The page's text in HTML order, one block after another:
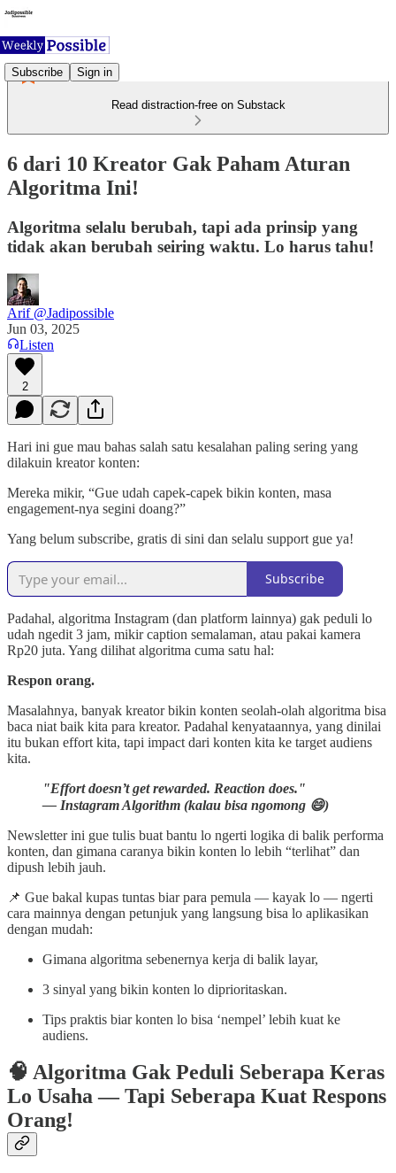
Subscribe Sign in
Read distraction-free on Substack
6 dari 10 Kreator Gak Paham Aturan
Algoritma Ini!
Algoritma selalu berubah, tapi ada prinsip yang
tidak akan berubah seiring waktu. Lo harus tahu!
Arif @Jadipossible
Jun 03, 2025
Listen
2
Hari ini gue mau bahas salah satu kesalahan paling sering yang
dilakuin kreator konten:
Mereka mikir, “Gue udah capek-capek bikin konten, masa
engagement-nya segini doang?”
Yang belum subscribe, gratis di sini dan selalu support gue ya!
Subscribe
Padahal, algoritma Instagram (dan platform lainnya) gak peduli lo
udah ngedit 3 jam, mikir caption semalaman, atau pakai kamera
Rp20 juta. Yang dilihat algoritma cuma satu hal:
Respon orang.
Masalahnya, banyak kreator bikin konten seolah-olah algoritma bisa
baca niat baik kita para kreator. Padahal kenyataannya, yang dinilai
itu bukan effort kita, tapi impact dari konten kita ke target audiens
kita.
"Effort doesn’t get rewarded. Reaction does."
— Instagram Algorithm (kalau bisa ngomong 😄)
Newsletter ini gue tulis buat bantu lo ngerti logika di balik performa
konten, dan gimana caranya bikin konten lo lebih “terlihat” dan
dipush lebih jauh.
📌 Gue bakal kupas tuntas biar para pemula — kayak lo — ngerti
cara mainnya dengan petunjuk yang langsung bisa lo aplikasikan
dengan mudah:
Gimana algoritma sebenernya kerja di balik layar,
3 sinyal yang bikin konten lo diprioritaskan.
Tips praktis biar konten lo bisa ‘nempel’ lebih kuat ke
audiens.
🧠 Algoritma Gak Peduli Seberapa Keras
Lo Usaha — Tapi Seberapa Kuat Respons
Orang!